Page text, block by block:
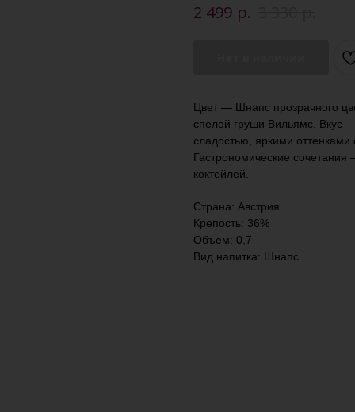
2 499 р.
Цвет — Шнапс прозрачного
спелой груши Вильямс. Вкус
сладостью, яркими
Гастрономические сочетания
коктейлей.
Страна: Австрия
Крепость: 36%
Объем: 0,7
Вид напитка: Шнапс